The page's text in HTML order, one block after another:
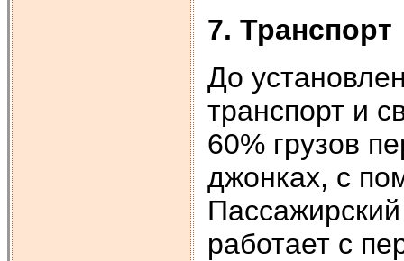
7. Транспорт
До
транспорт и
60% грузов
джонках, с
работает с